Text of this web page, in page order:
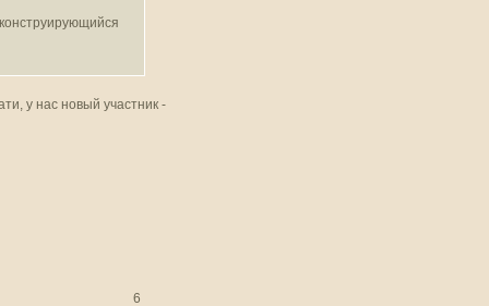
у нас новый участник -
6